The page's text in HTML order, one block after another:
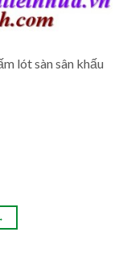
lót sàn sân khấu